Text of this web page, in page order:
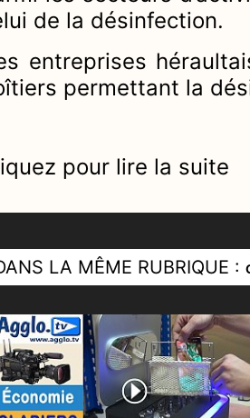
de la désinfection.
entreprises
permettant la
pour lire la suite
LA MÊME RUBRIQUE :